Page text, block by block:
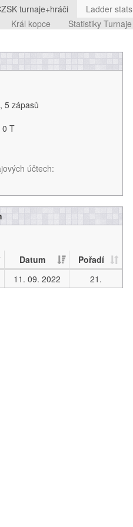
turnaje+hráči Ladder stats
Král kopce Statistiky Turnaje
, 5 zápasů
0 T
účtech:
Datum
Pořadí
11. 09. 2022 21.